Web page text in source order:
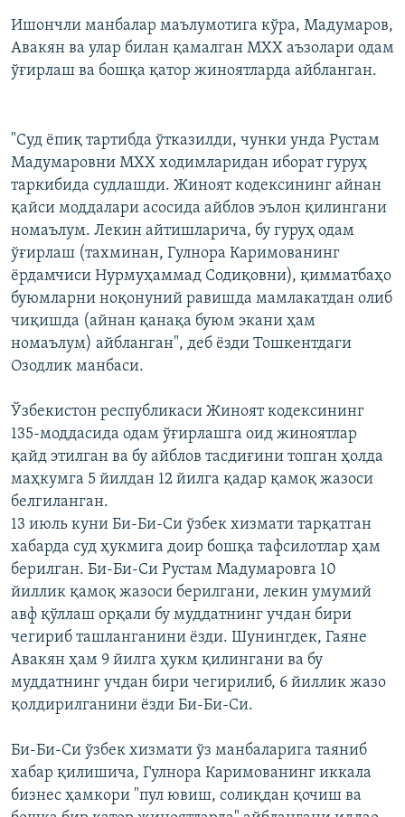
Ишончли манбалар маълумотига кўра, Мадумаров,
Авакян ва улар билан қамалган МХХ аъзолари одам
ўғирлаш ва бошқа қатор жиноятларда айбланган.
"Суд ёпиқ тартибда ўтказилди, чунки унда Рустам
Мадумаровни МХХ ходимларидан иборат гуруҳ
таркибида судлашди. Жиноят кодексининг айнан
қайси моддалари асосида айблов эълон қилингани
номаълум. Лекин айтишларича, бу гуруҳ одам
ўғирлаш (тахминан, Гулнора Каримованинг
ёрдамчиси Нурмуҳаммад Содиқовни), қимматбаҳо
буюмларни ноқонуний равишда мамлакатдан олиб
чиқишда (айнан қанақа буюм экани ҳам
номаълум) айбланган", деб ёзди Тошкентдаги
Озодлик манбаси.
Ўзбекистон республикаси Жиноят кодексининг
135-моддасида одам ўғирлашга оид жиноятлар
қайд этилган ва бу айблов тасдиғини топган ҳолда
маҳкумга 5 йилдан 12 йилга қадар қамоқ жазоси
белгиланган.
13 июль куни Би-Би-Си ўзбек хизмати тарқатган
хабарда суд ҳукмига доир бошқа тафсилотлар ҳам
берилган. Би-Би-Си Рустам Мадумаровга 10
йиллик қамоқ жазоси берилгани, лекин умумий
авф қўллаш орқали бу муддатнинг учдан бири
чегириб ташланганини ёзди. Шунингдек, Гаяне
Авакян ҳам 9 йилга ҳукм қилингани ва бу
муддатнинг учдан бири чегирилиб, 6 йиллик жазо
қолдирилганини ёзди Би-Би-Си.
Би-Би-Си ўзбек хизмати ўз манбаларига таяниб
хабар қилишича, Гулнора Каримованинг иккала
бизнес ҳамкори "пул ювиш, солиқдан қочиш ва